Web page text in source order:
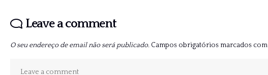
Leave a comment
O seu endereço de email não será publicado. Campos obrigatórios marcados com